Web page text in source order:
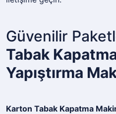
Güvenilir
Tabak
Yapıştırma
Karton Tabak Kapatma